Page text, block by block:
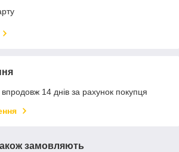
14 днів за рахунок покупця
замовляють